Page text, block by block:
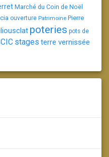
Marché du Coin de Noël
ouverture Patrimoine Pierre
poteries pots de
stages terre vernissée